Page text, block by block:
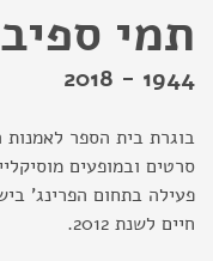
תמי
1944 - 2018
בוגרת בית הספר
סרטים ובמופעים
פעילה בתחום הפרינג'
חיים לשנת 2012.